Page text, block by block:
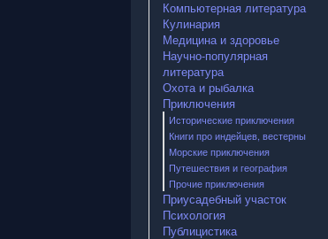
Компьютерная литература
Кулинария
Медицина и здоровье
Научно-популярная
литература
Охота и рыбалка
Приключения
Исторические приключения
Книги про индейцев, вестерны
Морские приключения
Путешествия и география
Прочие приключения
Приусадебный участок
Психология
Публицистика